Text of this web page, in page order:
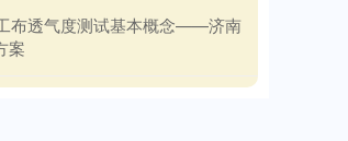
布透气度测试基本概念——济南
案